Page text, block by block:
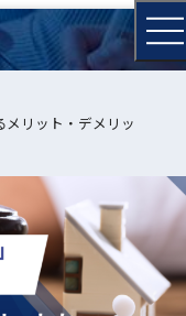
メリット・デメリッ